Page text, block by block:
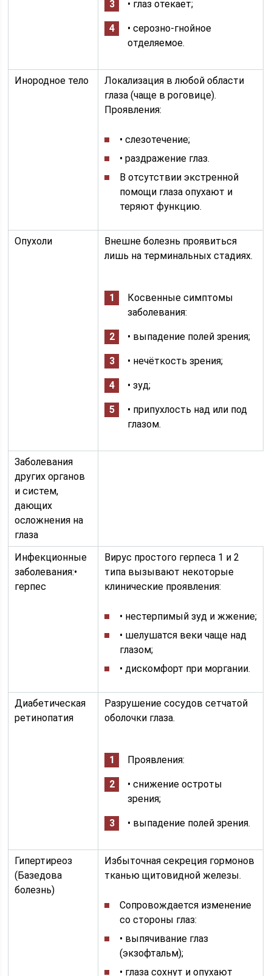
• глаз отекает;
• серозно-гнойное
отделяемое.
Инородное тело
Локализация в любой области
глаза (чаще в роговице).
Проявления:
• слезотечение;
• раздражение глаз.
В отсутствии экстренной
помощи глаза опухают и
теряют функцию.
Опухоли
Внешне болезнь проявиться
лишь на терминальных стадиях.
Косвенные симптомы
заболевания:
• выпадение полей зрения;
• нечёткость зрения;
• зуд;
• припухлость над или под
глазом.
Заболевания
других органов
и систем,
дающих
осложнения на
глаза
Инфекционные
заболевания:•
герпес
Вирус простого герпеса 1 и 2
типа вызывают некоторые
клинические проявления:
• нестерпимый зуд и жжение;
• шелушатся веки чаще над
глазом;
• дискомфорт при моргании.
Диабетическая
ретинопатия
Разрушение сосудов сетчатой
оболочки глаза.
Проявления:
• снижение остроты
зрения;
• выпадение полей зрения.
Гипертиреоз
(Базедова
болезнь)
Избыточная секреция гормонов
тканью щитовидной железы.
Сопровождается изменение
со стороны глаз:
• выпячивание глаз
(экзофтальм);
• глаза сохнут и опухают